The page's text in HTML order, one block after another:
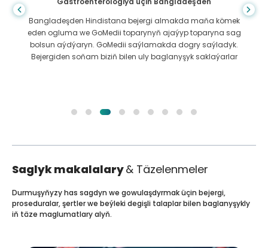
Bangladeşden Hindistana bejergi almakda maňa kömek
eden ogluma we GoMedii toparynyň ajaýyp toparyna sag
bolsun aýdýaryn. GoMedii saýlamakda dogry saýladyk.
Bejergiden soňam biziň bilen uly baglanyşyk saklaýarlar
Saglyk makalalary& Täzelenmeler
Durmuşyňyzy has sagdyn we gowulaşdyrmak üçin bejergi,
proseduralar, şertler we beýleki degişli talaplar bilen baglanyşykly
iň täze maglumatlary alyň.